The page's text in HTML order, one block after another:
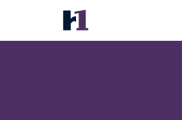
St John Inn
Priser